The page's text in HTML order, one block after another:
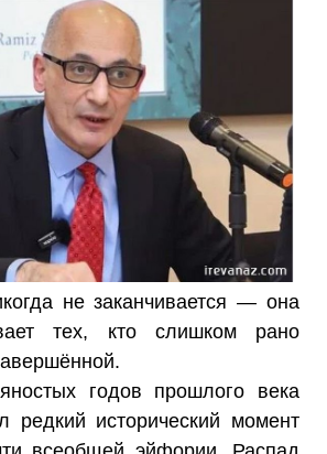
не заканчивается — она
тех, кто слишком рано
годов прошлого века
редкий исторический момент